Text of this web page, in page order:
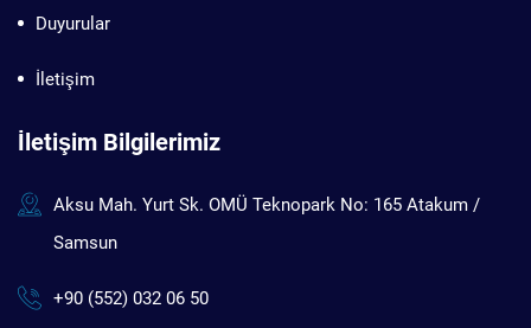
Duyurular
İletişim
İletişim Bilgilerimiz
Aksu Mah. Yurt Sk. OMÜ Teknopark No: 165 Atakum /
Samsun
+90 (552) 032 06 50